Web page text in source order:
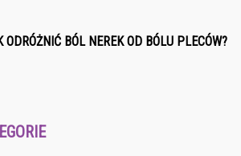
ODRÓŻNIĆ BÓL NEREK OD BÓLU PLECÓW?